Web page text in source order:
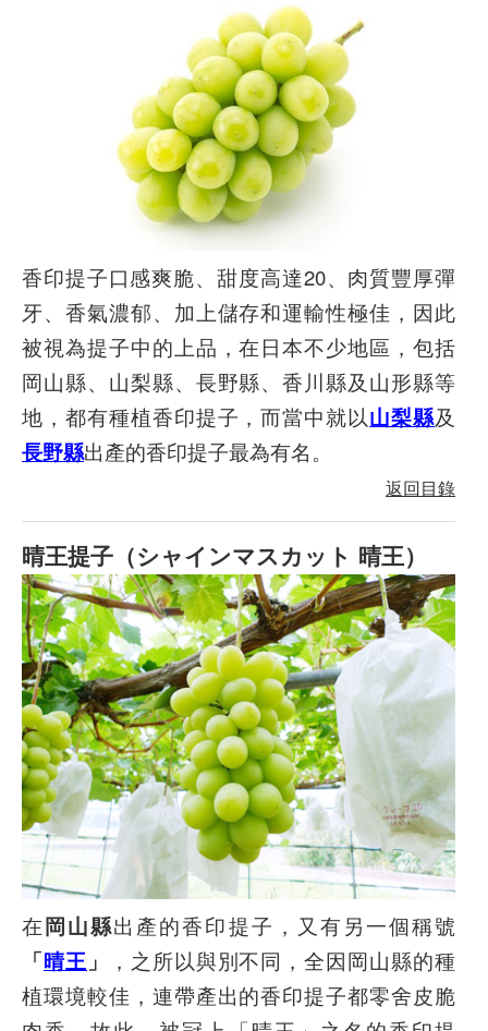
香印提子口感爽脆、甜度高達20、肉質豐厚彈
牙、香氣濃郁、加上儲存和運輸性極佳，因此
被視為提子中的上品，在日本不少地區，包括
岡山縣、山梨縣、長野縣、香川縣及山形縣等
地，都有種植香印提子，而當中就以山梨縣及
長野縣出產的香印提子最為有名。
返回目錄
晴王提子 （シャインマスカット 晴王）
在岡山縣出產的香印提子，又有另一個稱號
「晴王 」
，之所以與別不同，全因岡山縣的種
植環境較佳，連帶產出的香印提子都零舍皮脆